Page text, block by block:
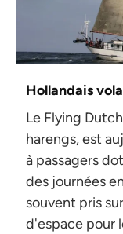
Hollandais
Le Flying
harengs, est
à passagers
des journées
souvent pris
d'espace pour